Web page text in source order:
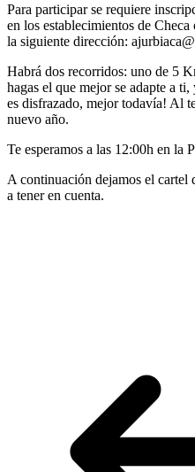
Para participar se requiere
en los establecimientos de
la siguiente dirección:
Habrá dos recorridos: uno de 5
hagas el que mejor se adapte a
es disfrazado, mejor todavía! Al
nuevo año.
Te esperamos a las 12:00h en la
A continuación dejamos el cartel
a tener en cuenta.